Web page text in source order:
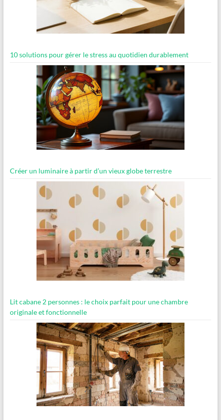
10 solutions pour gérer le stress au quotidien durablement
Créer un luminaire à partir d’un vieux globe terrestre
Lit cabane 2 personnes : le choix parfait pour une chambre
originale et fonctionnelle